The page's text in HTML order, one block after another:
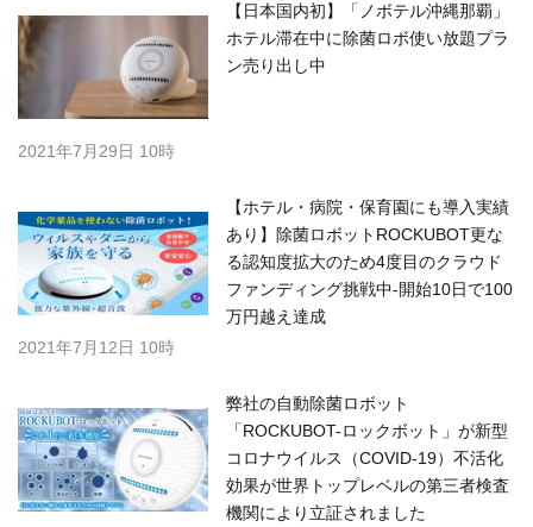
【日本国内初】「ノボテル沖縄那覇」
ホテル滞在中に除菌ロボ使い放題プラ
ン売り出し中
2021年7月29日 10時
【ホテル・病院・保育園にも導入実績
あり】除菌ロボットROCKUBOT更な
る認知度拡大のため4度目のクラウド
ファンディング挑戦中-開始10日で100
万円越え達成
2021年7月12日 10時
弊社の自動除菌ロボット
「ROCKUBOT-ロックボット」が新型
コロナウイルス（COVID-19）不活化
効果が世界トップレベルの第三者検査
機関により立証されました